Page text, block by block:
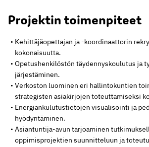
Projektin toimenpiteet
Kehittäjäopettajan ja -koordinaattorin
kokonaisuutta.
Opetushenkilöstön täydennyskoulutus ja
järjestäminen.
Verkoston luominen eri hallintokuntien
strategisten asiakirjojen toteuttamiseksi
Energiankulutustietojen visualisointi ja
hyödyntäminen.
Asiantuntija-avun tarjoaminen
oppimisprojektien suunnitteluun ja